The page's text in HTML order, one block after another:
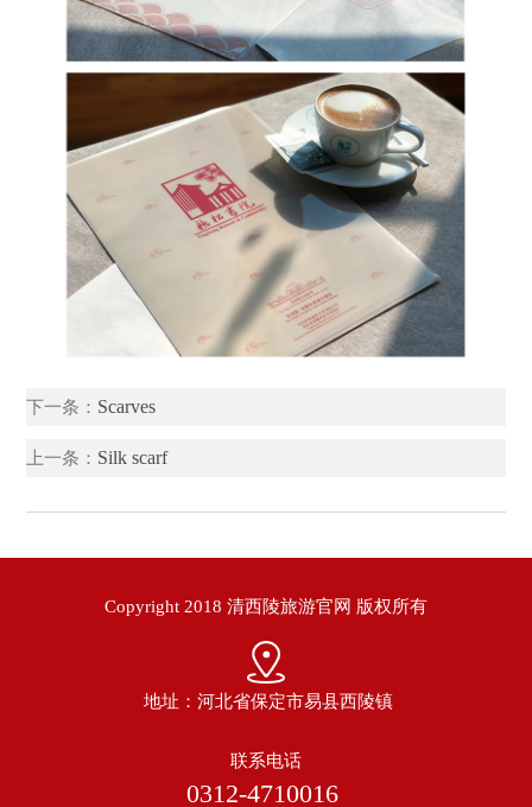
下一条： Scarves
上一条： Silk scarf
Copyright 2018 清西陵旅游官网 版权所有
地址：河北省保定市易县西陵镇
联系电话
0312-4710016